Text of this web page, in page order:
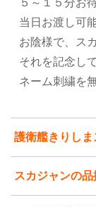
５～１５分お
当日お渡し可
お陰様で、ス
それを記念し
ネーム刺繍を
護衛艦きりし
スカジャンの品